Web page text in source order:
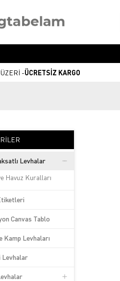
-ÜCRETSİZ KARGO
Levhalar
Havuz Kuralları
Canvas Tablo
Kamp Levhaları
Levhalar